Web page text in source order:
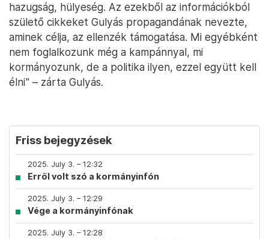
hazugság, hülyeség. Az ezekből az információkból
születő cikkeket Gulyás propagandának nevezte,
aminek célja, az ellenzék támogatása. Mi egyébként
nem foglalkozunk még a kampánnyal, mi
kormányozunk, de a politika ilyen, ezzel együtt kell
élni" – zárta Gulyás.
Friss bejegyzések
2025. July 3. – 12:32
Erről volt szó a kormányinfón
2025. July 3. – 12:29
Vége a kormányinfónak
2025. July 3. – 12:28